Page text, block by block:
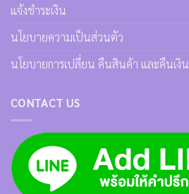
แจ้งชำระเงิน
นโยบายความเป็นส่วนตัว
นโยบายการเปลี่ยน คืนสินค้า และคืนเงิน
CONTACT US